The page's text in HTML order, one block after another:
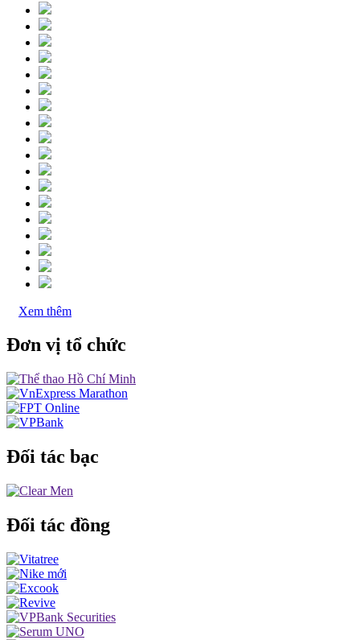
Xem thêm
Đơn vị tổ chức
Đối tác bạc
Đối tác đồng